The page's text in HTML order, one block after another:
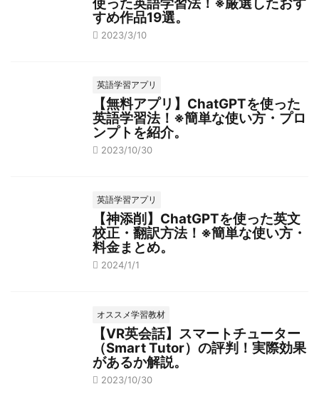
すめ作品19選。
2023/3/10
英語学習アプリ
【無料アプリ】ChatGPTを使った
英語学習法！※簡単な使い方・プロ
ンプトを紹介。
2023/10/30
英語学習アプリ
【神添削】ChatGPTを使った英文
校正・翻訳方法！※簡単な使い方・
料金まとめ。
2024/1/1
オススメ学習教材
【VR英会話】スマートチューター
（Smart Tutor）の評判！実際効果
があるか解説。
2023/10/30